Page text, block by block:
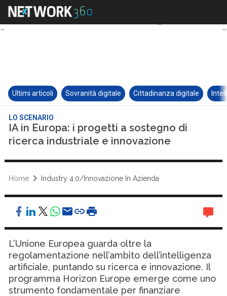
Ultimi articoli Sovranità digitale Cittadinanza digitale
LO SCENARIO
IA in Europa: i progetti a sostegno di
ricerca industriale e innovazione
Home Industry 4.0/Innovazione In Azienda
L’Unione Europea guarda oltre la
regolamentazione nell’ambito dell’intelligenza
artificiale, puntando su ricerca e innovazione. Il
programma Horizon Europe emerge come uno
strumento fondamentale per finanziare